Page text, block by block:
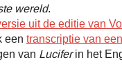
wereld.
uit de editie van
een transcriptie van
van Luciferin het